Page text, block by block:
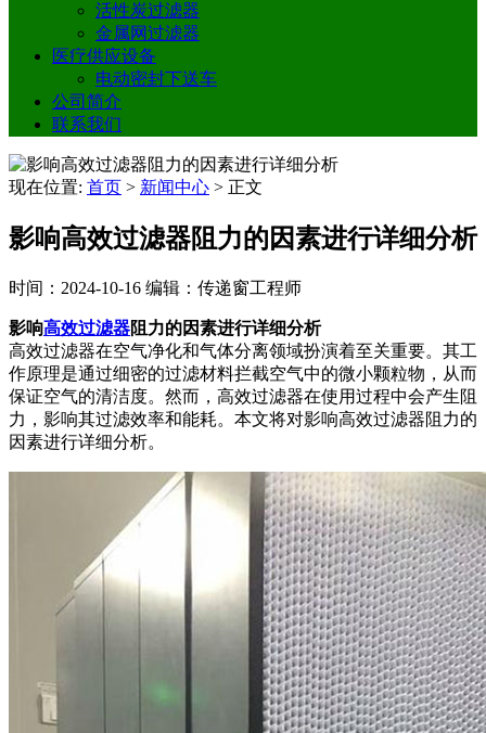
活性炭过滤器
金属网过滤器
医疗供应设备
电动密封下送车
公司简介
联系我们
现在位置: 首页 > 新闻中心 > 正文
影响高效过滤器阻力的因素进行详细分析
时间：2024-10-16 编辑：传递窗工程师
影响高效过滤器阻力的因素进行详细分析
高效过滤器在空气净化和气体分离领域扮演着至关重要。其工
作原理是通过细密的过滤材料拦截空气中的微小颗粒物，从而
保证空气的清洁度。然而，高效过滤器在使用过程中会产生阻
力，影响其过滤效率和能耗。本文将对影响高效过滤器阻力的
因素进行详细分析。